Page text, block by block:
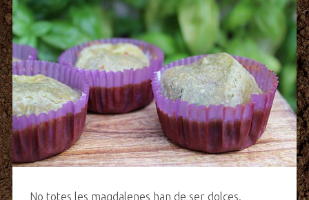
No totes les magdalenes han de ser dolces.